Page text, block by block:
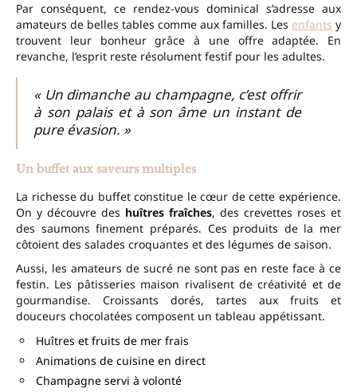
Par conséquent, ce rendez-vous dominical s’adresse aux
amateurs de belles tables comme aux familles. Les enfants y
trouvent leur bonheur grâce à une offre adaptée. En
revanche, l’esprit reste résolument festif pour les adultes.
« Un dimanche au champagne, c’est offrir
à son palais et à son âme un instant de
pure évasion. »
Un buffet aux saveurs multiples
La richesse du buffet constitue le cœur de cette expérience.
On y découvre des huîtres fraîches, des crevettes roses et
des saumons finement préparés. Ces produits de la mer
côtoient des salades croquantes et des légumes de saison.
Aussi, les amateurs de sucré ne sont pas en reste face à ce
festin. Les pâtisseries maison rivalisent de créativité et de
gourmandise. Croissants dorés, tartes aux fruits et
douceurs chocolatées composent un tableau appétissant.
Huîtres et fruits de mer frais
Animations de cuisine en direct
Champagne servi à volonté